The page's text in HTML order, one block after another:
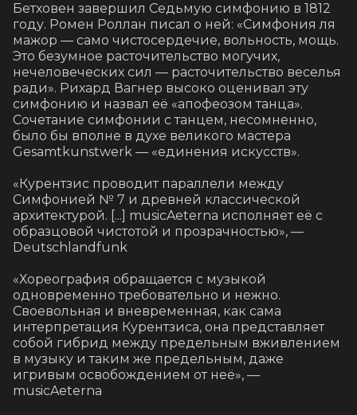
Бетховен завершил Седьмую симфонию в 1812
году. Ромен Роллан писал о ней: «Симфония ля
мажор — само чистосердечие, вольность, мощь.
Это безумное расточительство могучих,
нечеловеческих сил — расточительство веселья
ради». Рихард Вагнер высоко оценивал эту
симфонию и назвал её «апофеозом танца».
Сочетание симфонии с танцем, несомненно,
было бы вполне в духе великого мастера
Gesamtkunstwerk — «единения искусств».
«Курентзис проводит параллели между
Симфонией № 7 и древней классической
архитектурой. [...] musicAeterna исполняет её с
образцовой чистотой и прозрачностью», —
Deutschlandfunk
«Хореография обращается с музыкой
одновременно требовательно и нежно.
Своевольная и вневременная, как сама
интерпретация Курентзиса, она представляет
собой гибрид между предельным вживлением
в музыку и таким же предельным, даже
игривым освобождением от неё», —
musicAeterna